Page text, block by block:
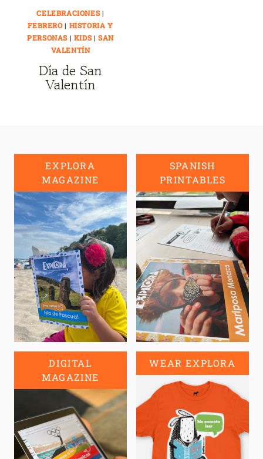
CELEBRACIONES|
FEBRERO| HISTORIA Y
PERSONAS| KIDS|SAN
VALENTÍN
Día de San
Valentín
EXPLORA
MAGAZINE
SPANISH
PRINTABLES
DIGITAL
MAGAZINE
WEAR EXPLORA